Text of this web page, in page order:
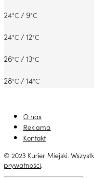
24°C / 9°C
24°C / 12°C
26°C / 13°C
28°C / 14°C
O nas
Reklama
Kontakt
© 2023 Kurier Miejski.
prywatności.